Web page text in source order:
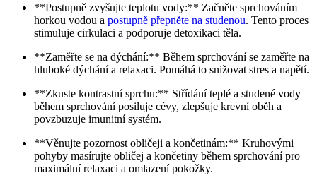
**Postupně zvyšujte teplotu vody:** Začněte sprchováním
horkou vodou a postupně přepněte na studenou. Tento proces
stimuluje cirkulaci a podporuje detoxikaci těla.
**Zaměřte se na dýchání:** Během sprchování se zaměřte na
hluboké dýchání a relaxaci. Pomáhá to snižovat stres a napětí.
**Zkuste kontrastní sprchu:** Střídání teplé a studené vody
během sprchování posiluje cévy, zlepšuje krevní oběh a
povzbuzuje imunitní systém.
**Věnujte pozornost obličeji a končetinám:** Kruhovými
pohyby masírujte obličej a končetiny během sprchování pro
maximální relaxaci a omlazení pokožky.